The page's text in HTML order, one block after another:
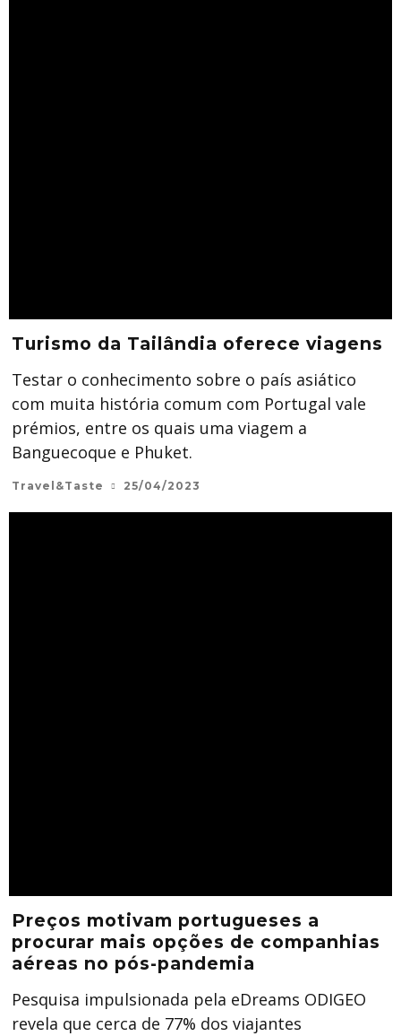
Turismo da Tailândia oferece viagens
Testar o conhecimento sobre o país asiático
com muita história comum com Portugal vale
prémios, entre os quais uma viagem a
Banguecoque e Phuket.
Travel&Taste 25/04/2023
Preços motivam portugueses a
procurar mais opções de companhias
aéreas no pós-pandemia
Pesquisa impulsionada pela eDreams ODIGEO
revela que cerca de 77% dos viajantes